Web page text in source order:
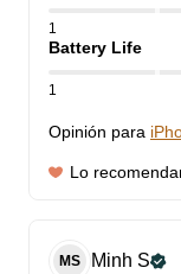
1
Battery Life
1
Opinión para
Lo
MS Minh S